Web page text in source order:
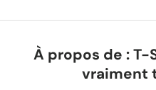
À propos de : T-
vraiment